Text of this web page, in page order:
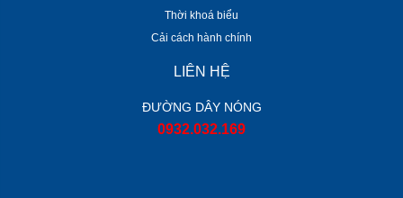
Thời khoá biểu
Cải cách hành chính
LIÊN HỆ
ĐƯỜNG DÂY NÓNG
0932.032.169